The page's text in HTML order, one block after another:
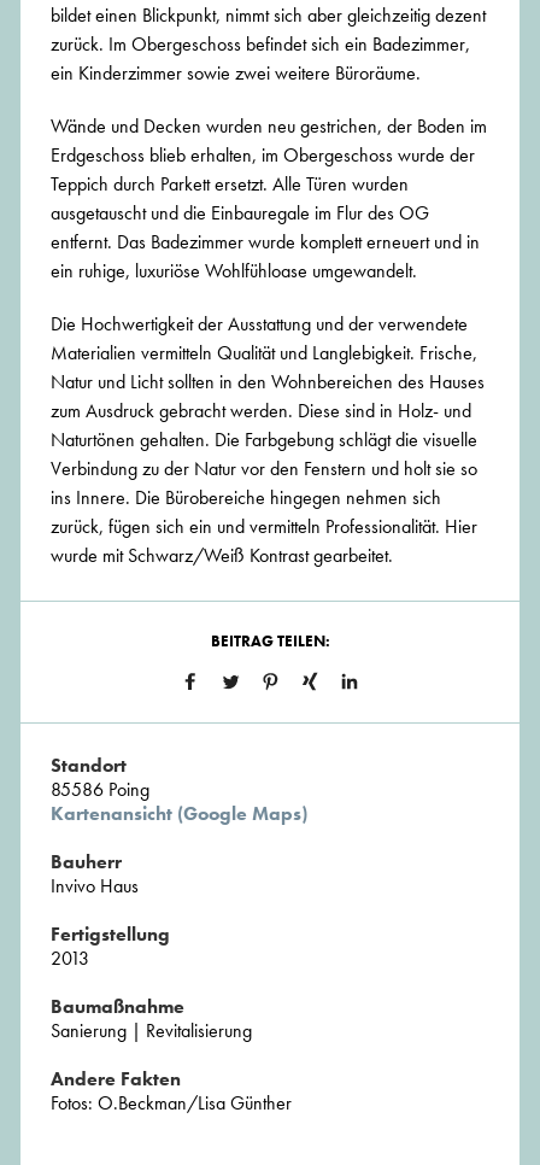
bildet einen Blickpunkt, nimmt sich aber gleichzeitig dezent
zurück. Im Obergeschoss befindet sich ein Badezimmer,
ein Kinderzimmer sowie zwei weitere Büroräume.
Wände und Decken wurden neu gestrichen, der Boden im
Erdgeschoss blieb erhalten, im Obergeschoss wurde der
Teppich durch Parkett ersetzt. Alle Türen wurden
ausgetauscht und die Einbauregale im Flur des OG
entfernt. Das Badezimmer wurde komplett erneuert und in
ein ruhige, luxuriöse Wohlfühloase umgewandelt.
Die Hochwertigkeit der Ausstattung und der verwendete
Materialien vermitteln Qualität und Langlebigkeit. Frische,
Natur und Licht sollten in den Wohnbereichen des Hauses
zum Ausdruck gebracht werden. Diese sind in Holz- und
Naturtönen gehalten. Die Farbgebung schlägt die visuelle
Verbindung zu der Natur vor den Fenstern und holt sie so
ins Innere. Die Bürobereiche hingegen nehmen sich
zurück, fügen sich ein und vermitteln Professionalität. Hier
wurde mit Schwarz/Weiß Kontrast gearbeitet.
BEITRAG TEILEN:
Standort
85586 Poing
Kartenansicht (Google Maps)
Bauherr
Invivo Haus
Fertigstellung
2013
Baumaßnahme
Sanierung | Revitalisierung
Andere Fakten
Fotos: O.Beckman/Lisa Günther